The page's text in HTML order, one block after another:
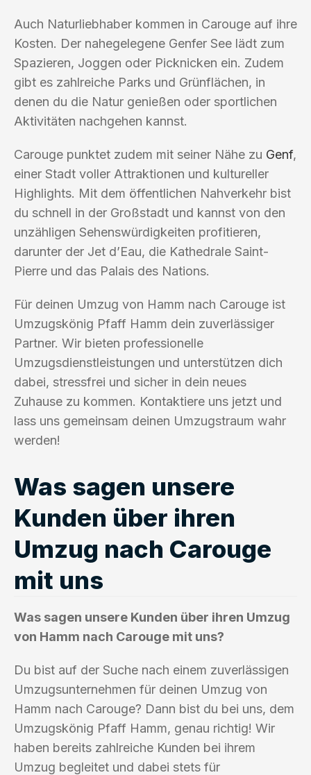
Auch Naturliebhaber kommen in Carouge auf ihre
Kosten. Der nahegelegene Genfer See lädt zum
Spazieren, Joggen oder Picknicken ein. Zudem
gibt es zahlreiche Parks und Grünflächen, in
denen du die Natur genießen oder sportlichen
Aktivitäten nachgehen kannst.
Carouge punktet zudem mit seiner Nähe zu Genf,
einer Stadt voller Attraktionen und kultureller
Highlights. Mit dem öffentlichen Nahverkehr bist
du schnell in der Großstadt und kannst von den
unzähligen Sehenswürdigkeiten profitieren,
darunter der Jet d’Eau, die Kathedrale Saint-
Pierre und das Palais des Nations.
Für deinen Umzug von Hamm nach Carouge ist
Umzugskönig Pfaff Hamm dein zuverlässiger
Partner. Wir bieten professionelle
Umzugsdienstleistungen und unterstützen dich
dabei, stressfrei und sicher in dein neues
Zuhause zu kommen. Kontaktiere uns jetzt und
lass uns gemeinsam deinen Umzugstraum wahr
werden!
Was sagen unsere
Kunden über ihren
Umzug nach Carouge
mit uns
Was sagen unsere Kunden über ihren Umzug
von Hamm nach Carouge mit uns?
Du bist auf der Suche nach einem zuverlässigen
Umzugsunternehmen für deinen Umzug von
Hamm nach Carouge? Dann bist du bei uns, dem
Umzugskönig Pfaff Hamm, genau richtig! Wir
haben bereits zahlreiche Kunden bei ihrem
Umzug begleitet und dabei stets für